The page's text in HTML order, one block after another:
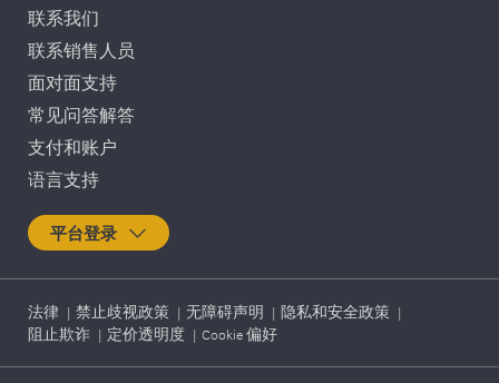
联系我们
联系销售人员
面对面支持
常见问答解答
支付和账户
语言支持
平台登录
法律 | 禁止歧视政策 | 无障碍声明 | 隐私和安全政策 |
阻止欺诈 | 定价透明度 | Cookie 偏好